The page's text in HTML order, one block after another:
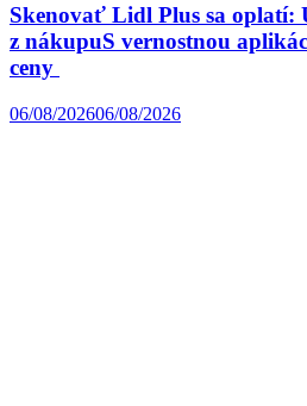
Skenovať Lidl Plus sa oplatí:
z nákupuS vernostnou
ceny
06/08/202606/08/2026